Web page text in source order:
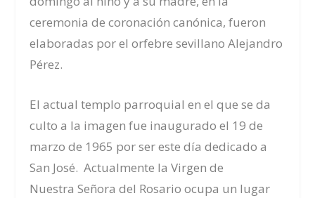
ceremonia de coronación canónica, fueron
elaboradas por el orfebre sevillano Alejandro
Pérez.
El actual templo parroquial en el que se da
culto a la imagen fue inaugurado el 19 de
marzo de 1965 por ser este día dedicado a
San José. Actualmente la Virgen de
Nuestra Señora del Rosario ocupa un lugar